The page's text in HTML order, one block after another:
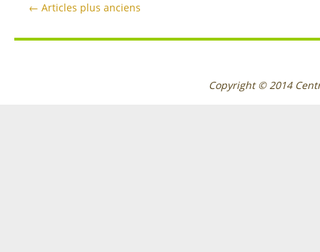
← Articles plus anciens
Copyright © 2014